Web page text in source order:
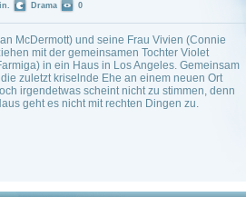
McDermott) und seine Frau Vivien (Connie
mit der gemeinsamen Tochter Violet
in ein Haus in Los Angeles. Gemeinsam
zuletzt kriselnde Ehe an einem neuen Ort
irgendetwas scheint nicht zu stimmen, denn
geht es nicht mit rechten Dingen zu.
Drama 0